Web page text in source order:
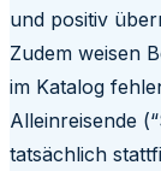
und positiv
Zudem weisen
im Katalog
Alleinreisende
tatsächlich